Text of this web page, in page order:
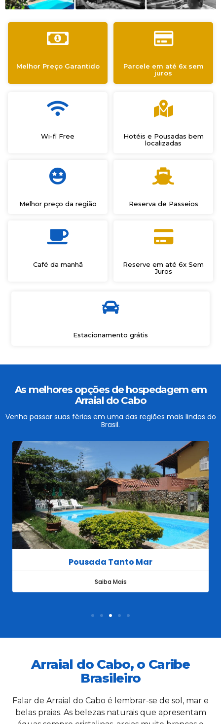
Melhor Preço Garantido
Parcele em até 6x sem
juros
Wi-fi Free
Hotéis e Pousadas bem
localizadas
Melhor preço da região Reserva de Passeios
Café da manhã
Reserve em até 6x Sem
Juros
Estacionamento grátis
As melhores opções de hospedagem em
Arraial do Cabo
Venha passar suas férias em uma das regiões mais lindas do
Brasil.
Pousada Tanto Mar
Saiba Mais
Arraial do Cabo, o Caribe
Brasileiro
Falar de Arraial do Cabo é lembrar-se de sol, mar e
belas praias. As belezas naturais que apresentam